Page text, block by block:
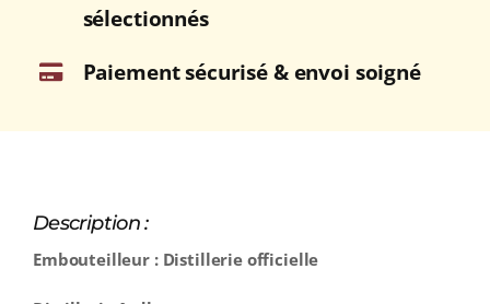
sélectionnés
Paiement sécurisé & envoi soigné
Description :
Embouteilleur : Distillerie officielle